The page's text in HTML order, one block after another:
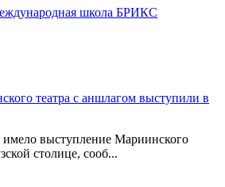
школа БРИКС
театра с аншлагом выступили в
выступление Мариинского
столице, сооб...